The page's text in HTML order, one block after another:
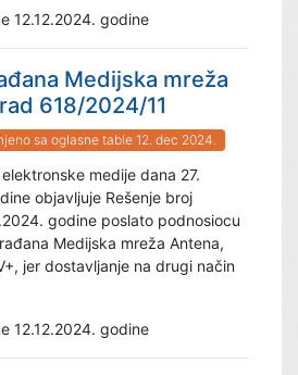
12.12.2024. godine
Medijska mreža
618/2024/11
sa oglasne table 12. dec 2024.
medije dana 27.
objavljuje Rešenje broj
godine poslato podnosiocu
Medijska mreža Antena,
jer dostavljanje na drugi način
12.12.2024. godine